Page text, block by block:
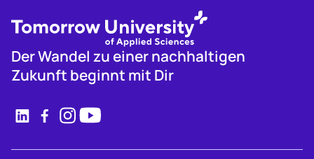
Der Wandel zu einer nachhaltigen
Zukunft beginnt mit Dir